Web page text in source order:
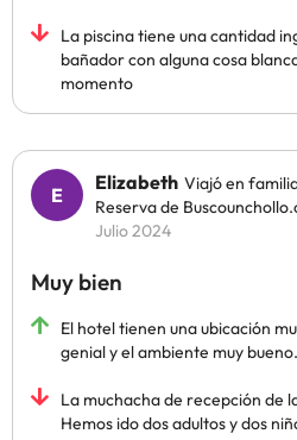
La piscina tiene una cantidad
bañador con alguna cosa
momento
Elizabeth Viajó en
Reserva de
Julio 2024
Muy bien
El hotel tienen una ubicación
genial y el ambiente muy bueno.
La muchacha de recepción de
Hemos ido dos adultos y dos